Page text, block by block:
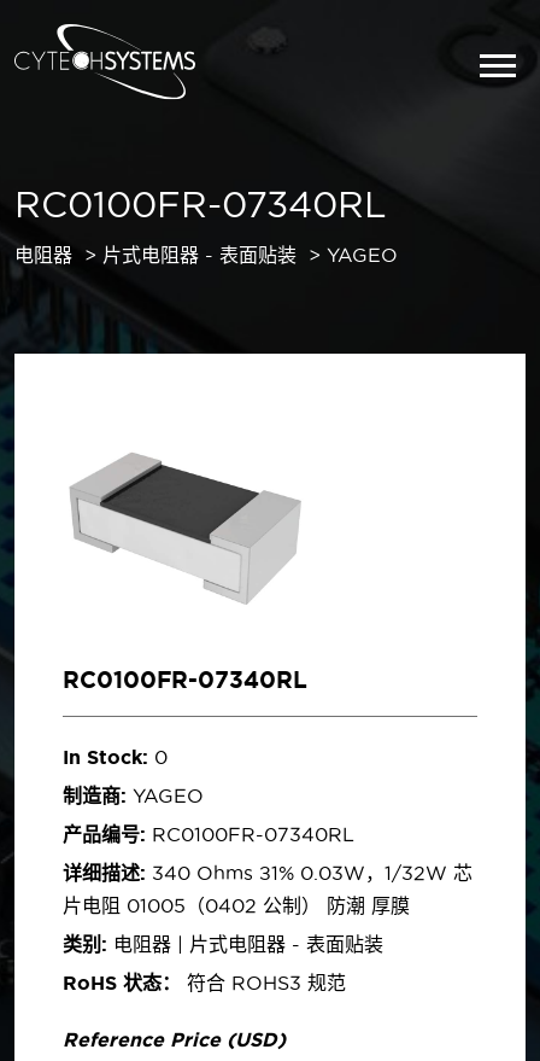
RC0100FR-07340RL
电阻器 片式电阻器 - 表面贴装 YAGEO
RC0100FR-07340RL
In Stock: 0
制造商: YAGEO
产品编号: RC0100FR-07340RL
详细描述: 340 Ohms ±1% 0.03W，1/32W 芯
片电阻 01005（0402 公制） 防潮 厚膜
类别: 电阻器 | 片式电阻器 - 表面贴装
RoHS 状态：
符合 ROHS3 规范
Reference Price (USD)